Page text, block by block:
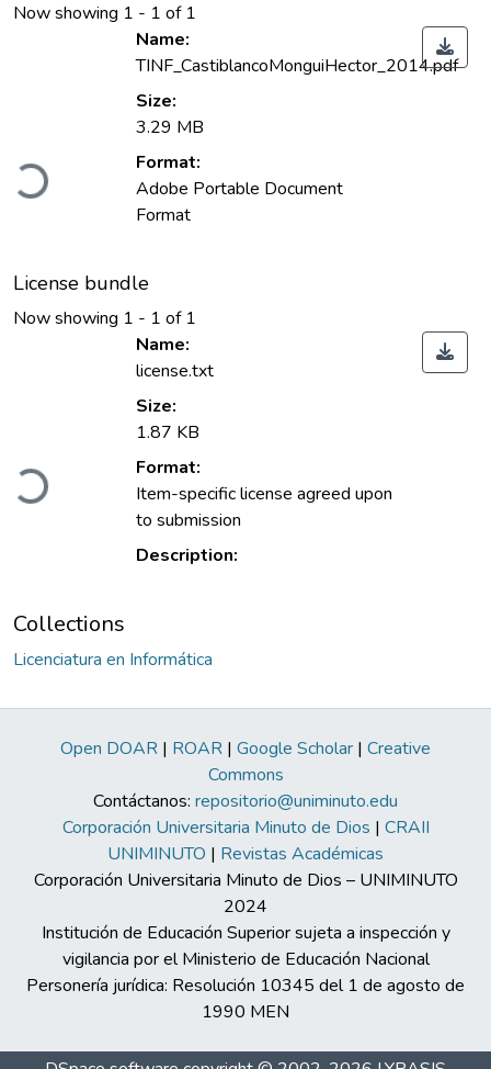
Now showing 1 - 1 of 1
Loading...
Name:
TINF_CastiblancoMonguiHector_2014.pdf
Size:
3.29 MB
Format:
Adobe Portable Document
Format
License bundle
Now showing 1 - 1 of 1
Loading...
Name:
license.txt
Size:
1.87 KB
Format:
Item-specific license agreed upon
to submission
Description:
Collections
Licenciatura en Informática
Open DOAR | ROAR | Google Scholar | Creative
Commons
Contáctanos: repositorio@uniminuto.edu
Corporación Universitaria Minuto de Dios | CRAII
UNIMINUTO | Revistas Académicas
Corporación Universitaria Minuto de Dios – UNIMINUTO
2024
Institución de Educación Superior sujeta a inspección y
vigilancia por el Ministerio de Educación Nacional
Personería jurídica: Resolución 10345 del 1 de agosto de
1990 MEN